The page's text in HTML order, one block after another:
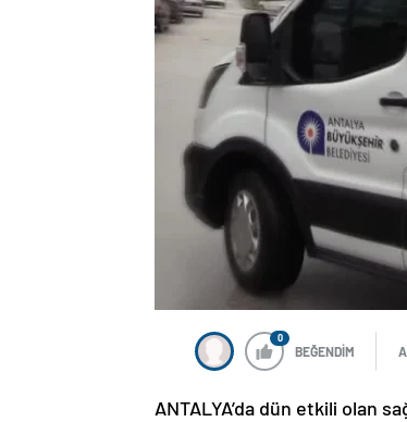
0
BEĞENDİM
ANTALYA’da dün etkili olan